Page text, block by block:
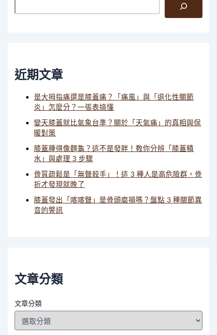
近期文章
是大拇指痛還是膝蓋痛？「痛風」與「退化性關節
炎」怎麼分？一張表搞懂
變天膝蓋就比氣象台準？關於「天氣痛」的真相與保
暖對策
膝蓋腫得像麵龜？這不是發胖！教你分辨「膝蓋積
水」與處理 3 步驟
骨質疏鬆是「無聲殺手」！這 3 種人是高危險群，骨
折才發現就晚了
膝蓋發出「喀喀聲」是骨頭磨損嗎？盤點 3 種關節異
音的警訊
文章分類
文章分類